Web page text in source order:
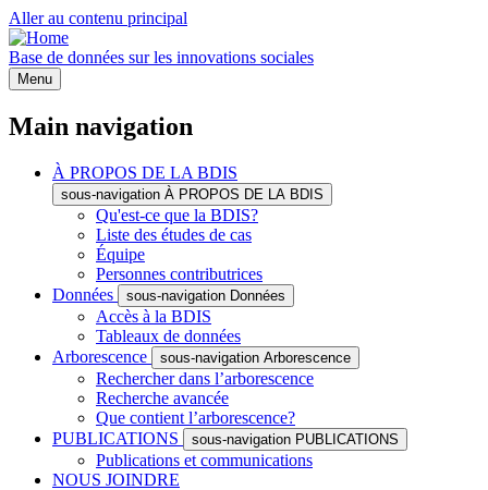
Aller au contenu principal
Base de données sur les innovations sociales
Menu
Main navigation
À PROPOS DE LA BDIS
sous-navigation À PROPOS DE LA BDIS
Qu'est-ce que la BDIS?
Liste des études de cas
Équipe
Personnes contributrices
Données
sous-navigation Données
Accès à la BDIS
Tableaux de données
Arborescence
sous-navigation Arborescence
Rechercher dans l’arborescence
Recherche avancée
Que contient l’arborescence?
PUBLICATIONS
sous-navigation PUBLICATIONS
Publications et communications
NOUS JOINDRE